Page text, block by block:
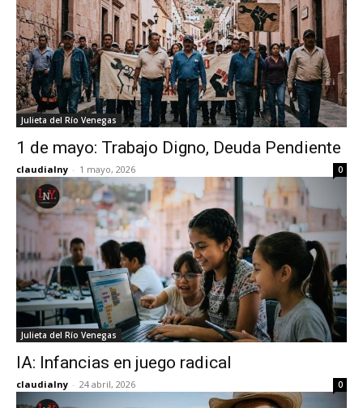
Julieta del Río Venegas
1 de mayo: Trabajo Digno, Deuda Pendiente
claudialny - 1 mayo, 2026 0
Julieta del Río Venegas
IA: Infancias en juego radical
claudialny - 24 abril, 2026 0